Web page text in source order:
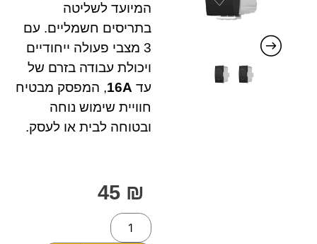
המיועד לשליטה
בתריסים חשמליים. עם
3 מצבי פעולה ייחודיים
ויכולת עבודה בזרם של
עד 16A, המפסק מבטיח
חוויית שימוש נוחה
ובטוחה לבית או לעסק.
45 ₪